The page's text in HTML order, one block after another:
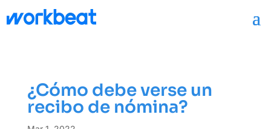
¿Cómo debe verse un
recibo de nómina?